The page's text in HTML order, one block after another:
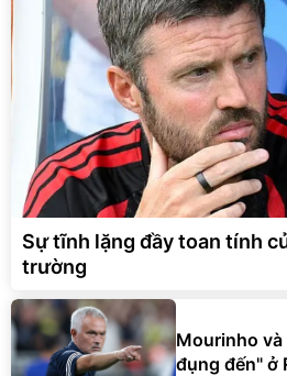
Sự tĩnh lặng đầy toan tính
trường
Mourinho
đụng đến" ở